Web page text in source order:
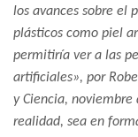
los avances sobre el
plásticos como piel
permitiría ver a las
artificiales», por
y Ciencia, noviembre
realidad, sea en